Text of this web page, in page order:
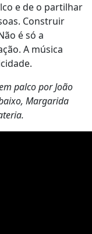
e de o partilhar
Construir
é só a
A música
palco por João
Margarida